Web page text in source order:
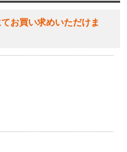
お買い求めいただけま